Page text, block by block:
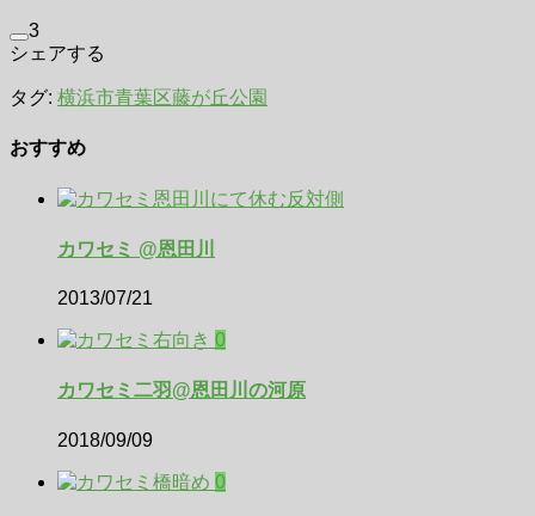
3
シェアする
タグ: 横浜市青葉区藤が丘公園
おすすめ
カワセミ @恩田川
2013/07/21
0
カワセミ二羽@恩田川の河原
2018/09/09
0